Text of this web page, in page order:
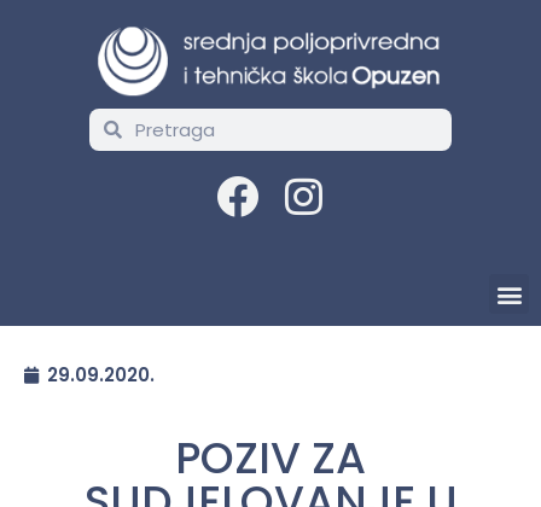
29.09.2020.
POZIV ZA